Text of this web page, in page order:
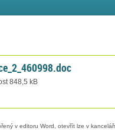
848,5 kB
v editoru Word, otevřít lze v